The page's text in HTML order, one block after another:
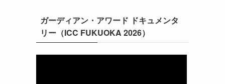
ガーディアン・アワード ドキュメンタ
リー（ICC FUKUOKA 2026）